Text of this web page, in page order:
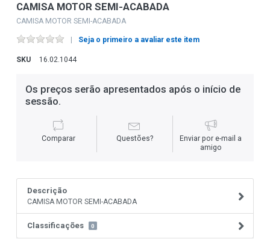
CAMISA MOTOR SEMI-ACABADA
CAMISA MOTOR SEMI-ACABADA
Seja o primeiro a avaliar este item
SKU 16.02.1044
Os preços serão apresentados após o início de
sessão.
Comparar Questões?
Enviar por e-mail a
amigo
Descrição
CAMISA MOTOR SEMI-ACABADA
Classificações 0